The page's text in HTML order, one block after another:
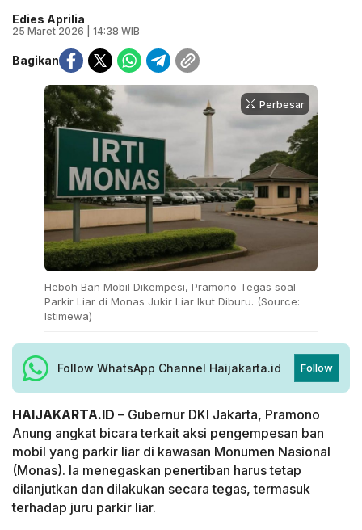
Edies Aprilia
25 Maret 2026 | 14:38 WIB
Bagikan
Perbesar
Heboh Ban Mobil Dikempesi, Pramono Tegas soal
Parkir Liar di Monas Jukir Liar Ikut Diburu. (Source:
Istimewa)
Follow WhatsApp Channel Haijakarta.id Follow
HAIJAKARTA.ID – Gubernur DKI Jakarta, Pramono
Anung angkat bicara terkait aksi pengempesan ban
mobil yang parkir liar di kawasan Monumen Nasional
(Monas). Ia menegaskan penertiban harus tetap
dilanjutkan dan dilakukan secara tegas, termasuk
terhadap juru parkir liar.